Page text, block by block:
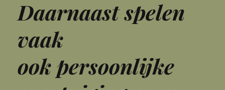
Daarnaast spelen
vaak
ook persoonlijke